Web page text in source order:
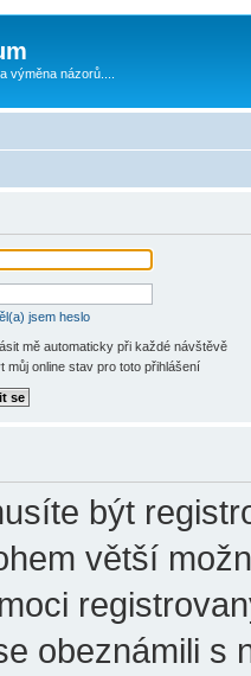
výměna názorů....
jsem heslo
mě automaticky při každé návštěvě
můj online stav pro toto přihlášení
být
větší
obeznámili s